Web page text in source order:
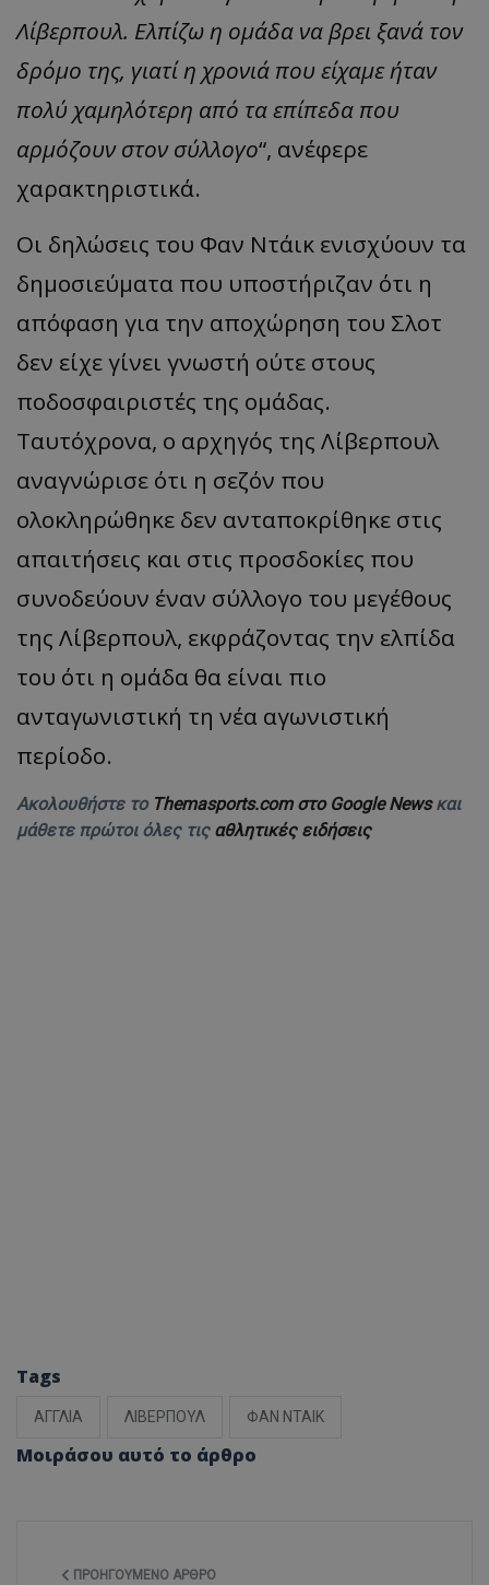
Λίβερπουλ. Ελπίζω η ομάδα να βρει ξανά τον
δρόμο της, γιατί η χρονιά που είχαμε ήταν
πολύ χαμηλότερη από τα επίπεδα που
αρμόζουν στον σύλλογο“, ανέφερε
χαρακτηριστικά.
Οι δηλώσεις του Φαν Ντάικ ενισχύουν τα
δημοσιεύματα που υποστήριζαν ότι η
απόφαση για την αποχώρηση του Σλοτ
δεν είχε γίνει γνωστή ούτε στους
ποδοσφαιριστές της ομάδας.
Ταυτόχρονα, ο αρχηγός της Λίβερπουλ
αναγνώρισε ότι η σεζόν που
ολοκληρώθηκε δεν ανταποκρίθηκε στις
απαιτήσεις και στις προσδοκίες που
συνοδεύουν έναν σύλλογο του μεγέθους
της Λίβερπουλ, εκφράζοντας την ελπίδα
του ότι η ομάδα θα είναι πιο
ανταγωνιστική τη νέα αγωνιστική
περίοδο.
Ακολουθήστε το Themasports.com στο Google Newsκαι
μάθετε πρώτοι όλες τις αθλητικές ειδήσεις
Tags
ΑΓΓΛΙΑ ΛΙΒΕΡΠΟΥΛ ΦΑΝ ΝΤΑΙΚ
Μοιράσου αυτό το άρθρο
ΠΡΟΗΓΟΎΜΕΝΟ ΆΡΘΡΟ